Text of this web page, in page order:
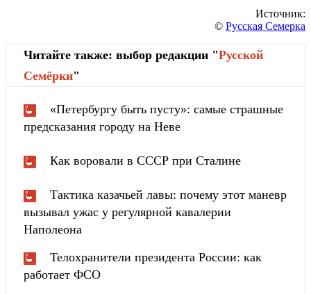
Источник:
© Русская Семерка
Читайте также: выбор редакции "Русской
Cемёрки"
«Петербургу быть пусту»: самые страшные
предсказания городу на Неве
Как воровали в СССР при Сталине
Тактика казачьей лавы: почему этот маневр
вызывал ужас у регулярной кавалерии
Наполеона
Телохранители президента России: как
работает ФСО